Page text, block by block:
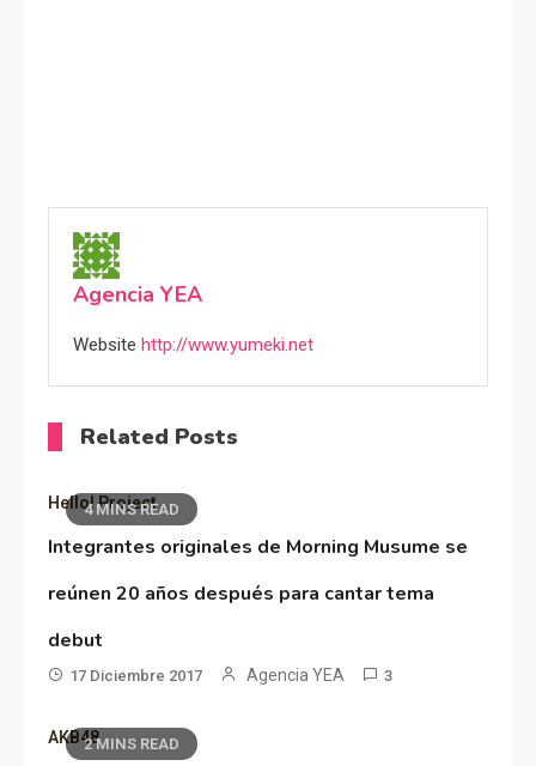
Agencia YEA
Website http://www.yumeki.net
Related Posts
4 MINS READ
Hello! Project
Integrantes originales de Morning Musume se
reúnen 20 años después para cantar tema
debut
17 Diciembre 2017 Agencia YEA 3
2 MINS READ
AKB48